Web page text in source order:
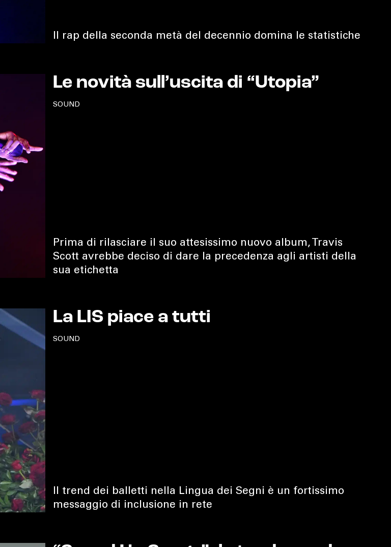
Il rap della seconda metà del decennio domina le statistiche
Le novità sull’uscita di “Utopia”
SOUND
Prima di rilasciare il suo attesissimo nuovo album, Travis
Scott avrebbe deciso di dare la precedenza agli artisti della
sua etichetta
La LIS piace a tutti
SOUND
Il trend dei balletti nella Lingua dei Segni è un fortissimo
messaggio di inclusione in rete